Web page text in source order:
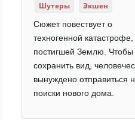
Шутеры
Экшен
Сюжет повествует о
техногенной катастрофе,
постигшей Землю. Чтобы
сохранить вид,
вынуждено отправиться
поиски нового дома.